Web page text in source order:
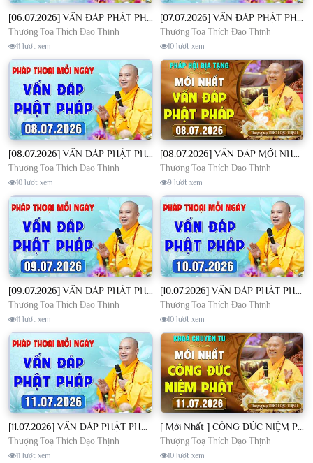
[06.07.2026] VẤN ĐÁP PHẬT PHÁP - Nghe Thầy giảng Pháp mỗi ngày CÔNG ĐỨC VÔ LƯỢNG│TT. Thích Đạo Thịnh
Thượng Toạ Thích Đạo Thịnh
11 lượt xem
[07.07.2026] VẤN ĐÁP PHẬT PHÁP - Nghe Thầy giảng Pháp mỗi ngày CÔNG ĐỨC VÔ LƯỢNG│TT. Thích Đạo Thịnh
Thượng Toạ Thích Đạo Thịnh
10 lượt xem
[08.07.2026] VẤN ĐÁP PHẬT PHÁP - Nghe Thầy giảng Pháp mỗi ngày CÔNG ĐỨC VÔ LƯỢNG│TT. Thích Đạo Thịnh
Thượng Toạ Thích Đạo Thịnh
10 lượt xem
[08.07.2026] VẤN ĐÁP MỚI NHẤT - Pháp Hội Địa Tạng Chùa Khai Nguyên | TT. Thích Đạo Thịnh
Thượng Toạ Thích Đạo Thịnh
9 lượt xem
[09.07.2026] VẤN ĐÁP PHẬT PHÁP - Nghe Thầy giảng Pháp mỗi ngày CÔNG ĐỨC VÔ LƯỢNG│TT. Thích Đạo Thịnh
Thượng Toạ Thích Đạo Thịnh
11 lượt xem
[10.07.2026] VẤN ĐÁP PHẬT PHÁP - Nghe Thầy giảng Pháp mỗi ngày CÔNG ĐỨC VÔ LƯỢNG│TT. Thích Đạo Thịnh
Thượng Toạ Thích Đạo Thịnh
10 lượt xem
[11.07.2026] VẤN ĐÁP PHẬT PHÁP - Nghe Thầy giảng Pháp mỗi ngày CÔNG ĐỨC VÔ LƯỢNG│TT. Thích Đạo Thịnh
Thượng Toạ Thích Đạo Thịnh
11 lượt xem
[ Mới Nhất ] CÔNG ĐỨC NIỆM PHẬT - Khoá Chuyên Tu Chùa Khai Nguyên 11/07/2026 | TT. Thích Đạo Thịnh
Thượng Toạ Thích Đạo Thịnh
10 lượt xem